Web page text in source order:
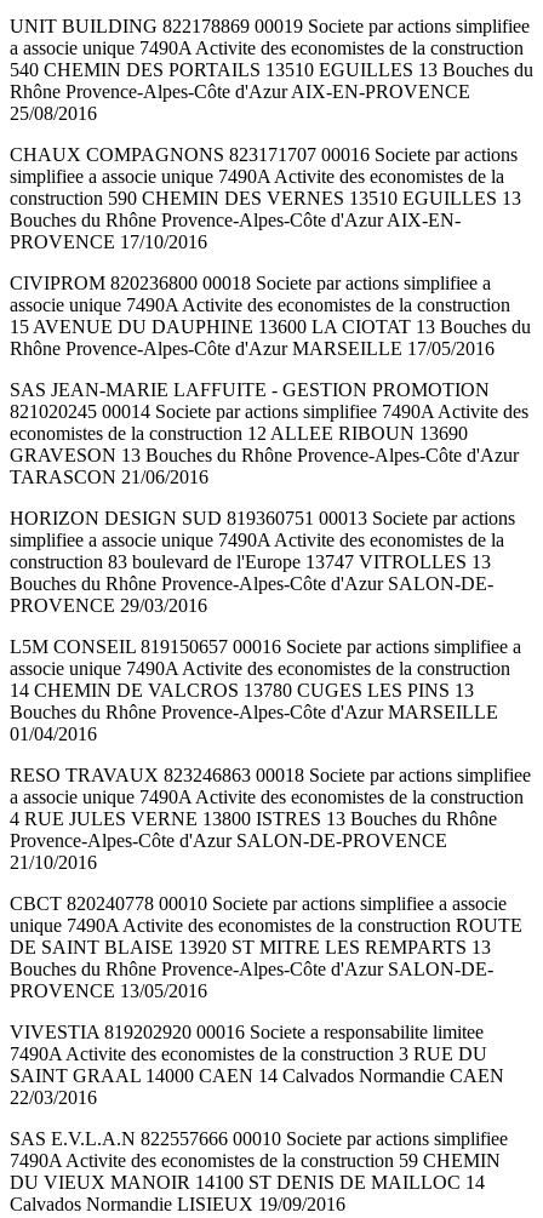
UNIT BUILDING 822178869 00019 Societe par actions simplifiee
a associe unique 7490A Activite des economistes de la construction
540 CHEMIN DES PORTAILS 13510 EGUILLES 13 Bouches du
Rhône Provence-Alpes-Côte d'Azur AIX-EN-PROVENCE
25/08/2016
CHAUX COMPAGNONS 823171707 00016 Societe par actions
simplifiee a associe unique 7490A Activite des economistes de la
construction 590 CHEMIN DES VERNES 13510 EGUILLES 13
Bouches du Rhône Provence-Alpes-Côte d'Azur AIX-EN-
PROVENCE 17/10/2016
CIVIPROM 820236800 00018 Societe par actions simplifiee a
associe unique 7490A Activite des economistes de la construction
15 AVENUE DU DAUPHINE 13600 LA CIOTAT 13 Bouches du
Rhône Provence-Alpes-Côte d'Azur MARSEILLE 17/05/2016
SAS JEAN-MARIE LAFFUITE - GESTION PROMOTION
821020245 00014 Societe par actions simplifiee 7490A Activite des
economistes de la construction 12 ALLEE RIBOUN 13690
GRAVESON 13 Bouches du Rhône Provence-Alpes-Côte d'Azur
TARASCON 21/06/2016
HORIZON DESIGN SUD 819360751 00013 Societe par actions
simplifiee a associe unique 7490A Activite des economistes de la
construction 83 boulevard de l'Europe 13747 VITROLLES 13
Bouches du Rhône Provence-Alpes-Côte d'Azur SALON-DE-
PROVENCE 29/03/2016
L5M CONSEIL 819150657 00016 Societe par actions simplifiee a
associe unique 7490A Activite des economistes de la construction
14 CHEMIN DE VALCROS 13780 CUGES LES PINS 13
Bouches du Rhône Provence-Alpes-Côte d'Azur MARSEILLE
01/04/2016
RESO TRAVAUX 823246863 00018 Societe par actions simplifiee
a associe unique 7490A Activite des economistes de la construction
4 RUE JULES VERNE 13800 ISTRES 13 Bouches du Rhône
Provence-Alpes-Côte d'Azur SALON-DE-PROVENCE
21/10/2016
CBCT 820240778 00010 Societe par actions simplifiee a associe
unique 7490A Activite des economistes de la construction ROUTE
DE SAINT BLAISE 13920 ST MITRE LES REMPARTS 13
Bouches du Rhône Provence-Alpes-Côte d'Azur SALON-DE-
PROVENCE 13/05/2016
VIVESTIA 819202920 00016 Societe a responsabilite limitee
7490A Activite des economistes de la construction 3 RUE DU
SAINT GRAAL 14000 CAEN 14 Calvados Normandie CAEN
22/03/2016
SAS E.V.L.A.N 822557666 00010 Societe par actions simplifiee
7490A Activite des economistes de la construction 59 CHEMIN
DU VIEUX MANOIR 14100 ST DENIS DE MAILLOC 14
Calvados Normandie LISIEUX 19/09/2016